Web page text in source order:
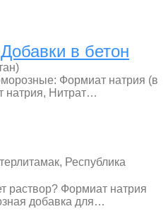
в бетон
Формиат натрия (в
натрия, Нитрат…
Республика
раствор? Формиат натрия
добавка для…